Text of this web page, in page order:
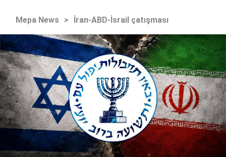
Mepa News > İran-ABD-İsrail çatışması